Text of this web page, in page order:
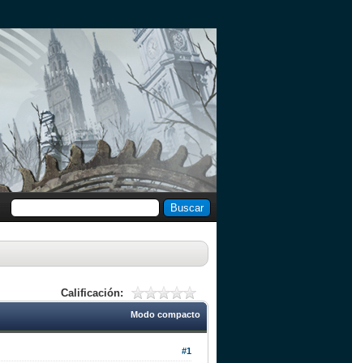
Calificación:
Modo compacto
#1